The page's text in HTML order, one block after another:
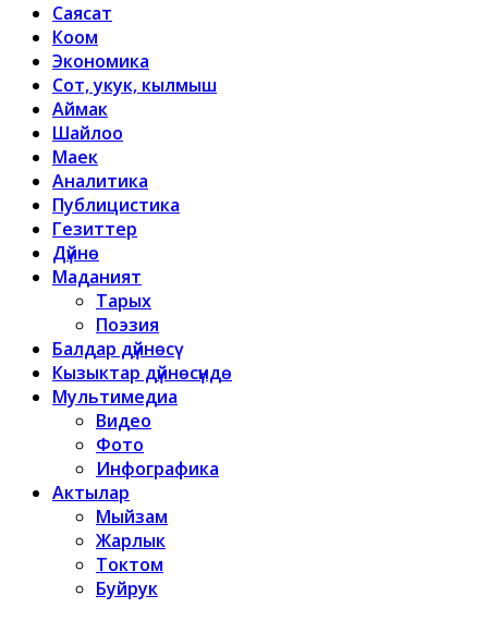
Саясат
Коом
Экономика
Сот, укук, кылмыш
Аймак
Шайлоо
Маек
Аналитика
Публицистика
Гезиттер
Дүйнө
Маданият
Тарых
Поэзия
Балдар дүйнөсү
Кызыктар дүйнөсүндө
Мультимедиа
Видео
Фото
Инфографика
Актылар
Мыйзам
Жарлык
Токтом
Буйрук